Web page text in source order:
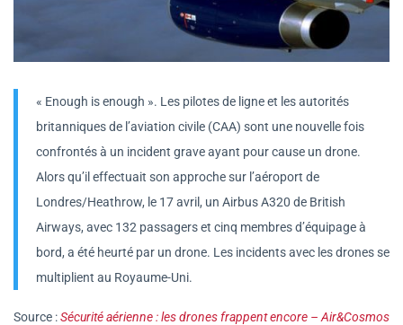
« Enough is enough ». Les pilotes de ligne et les autorités
britanniques de l’aviation civile (CAA) sont une nouvelle fois
confrontés à un incident grave ayant pour cause un drone.
Alors qu’il effectuait son approche sur l’aéroport de
Londres/Heathrow, le 17 avril, un Airbus A320 de British
Airways, avec 132 passagers et cinq membres d’équipage à
bord, a été heurté par un drone. Les incidents avec les drones se
multiplient au Royaume-Uni.
Source :Sécurité aérienne : les drones frappent encore – Air&Cosmos